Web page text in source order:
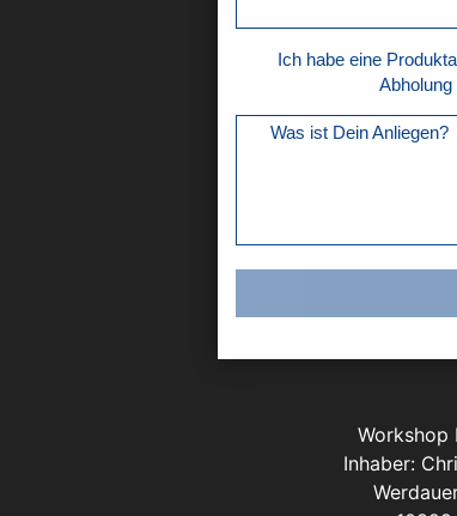
Ich habe eine
Was ist Dein Anliegen?
Workshop
Inhaber: